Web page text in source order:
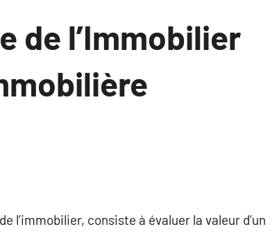
de l’Immobilier
l’immobilier, consiste à évaluer la valeur d’un